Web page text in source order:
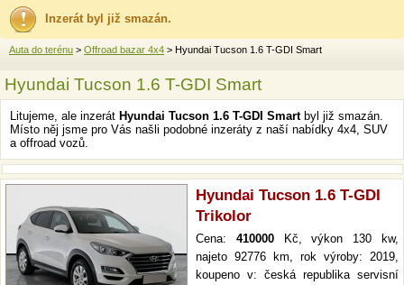
Inzerát byl již smazán.
Auta do terénu > Offroad bazar 4x4 > Hyundai Tucson 1.6 T-GDI Smart
Hyundai Tucson 1.6 T-GDI Smart
Litujeme, ale inzerát Hyundai Tucson 1.6 T-GDI Smartbyl již smazán.
Místo něj jsme pro Vás našli podobné inzeráty z naší nabídky 4x4, SUV
a offroad vozů.
Hyundai Tucson 1.6 T-GDI
Trikolor
Cena: 410000Kč, výkon 130 kw,
najeto 92776 km, rok výroby: 2019,
koupeno v: česká republika servisní